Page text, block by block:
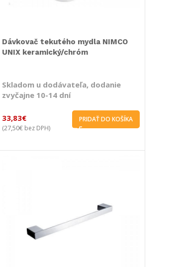
Dávkovač tekutého mydla NIMCO
UNIX keramický/chróm
Skladom u dodávateľa, dodanie
zvyčajne 10-14 dní
33,83€
(27,50€ bez DPH)
PRIDAŤ DO KOŠÍKA